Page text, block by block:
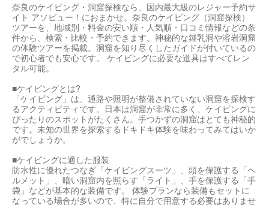
奈良のケイビング・洞窟探検なら、国内最大級のレジャー予約サ
イト アソビュー！におまかせ。奈良のケイビング（洞窟探検）
ツアーを、地域別・料金の安い順・人気順・口コミ情報などの条
件から、検索・比較・予約できます。神秘的な鍾乳洞や溶岩洞窟
の体験ツアーを掲載。洞窟を知り尽くしたガイドが付いているの
で初心者でも安心です。 ケイビングに必要な道具はすべてレン
タル可能。
■ケイビングとは?
「ケイビング」は、通路や照明が整備されていない洞窟を探検す
るアクティビティです。日本は洞窟が非常に多く、ケイビングに
ぴったりのスポットがたくさん。手つかずの洞窟はとても神秘的
です。未知の世界を探索するドキドキ体験を味わってみてはいか
がでしょうか。
■ケイビングに適した服装
防水性に優れたつなぎ「ケイビングスーツ」、頭を保護する「ヘ
ルメット」、暗い洞窟内を照らす「ライト」、手を保護する「手
袋」などが基本的な装備です。 体験プランなら装備もセットに
なっている場合が多いので、特に自分で用意する必要はありませ